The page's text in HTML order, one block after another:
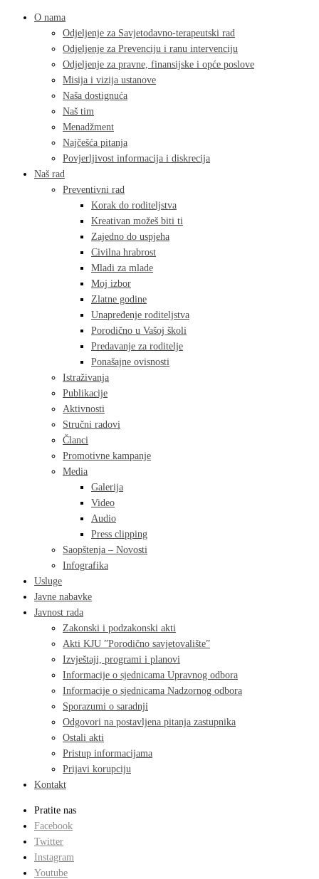
O nama
Odjeljenje za Savjetodavno-terapeutski rad
Odjeljenje za Prevenciju i ranu intervenciju
Odjeljenje za pravne, finansijske i opće poslove
Misija i vizija ustanove
Naša dostignuća
Naš tim
Menadžment
Najčešća pitanja
Povjerljivost informacija i diskrecija
Naš rad
Preventivni rad
Korak do roditeljstva
Kreativan možeš biti ti
Zajedno do uspjeha
Civilna hrabrost
Mladi za mlade
Moj izbor
Zlatne godine
Unapređenje roditeljstva
Porodično u Vašoj školi
Predavanje za roditelje
Ponašajne ovisnosti
Istraživanja
Publikacije
Aktivnosti
Stručni radovi
Članci
Promotivne kampanje
Media
Galerija
Video
Audio
Press clipping
Saopštenja – Novosti
Infografika
Usluge
Javne nabavke
Javnost rada
Zakonski i podzakonski akti
Akti KJU ”Porodično savjetovalište”
Izvještaji, programi i planovi
Informacije o sjednicama Upravnog odbora
Informacije o sjednicama Nadzornog odbora
Sporazumi o saradnji
Odgovori na postavljena pitanja zastupnika
Ostali akti
Pristup informacijama
Prijavi korupciju
Kontakt
Pratite nas
Facebook
Twitter
Instagram
Youtube